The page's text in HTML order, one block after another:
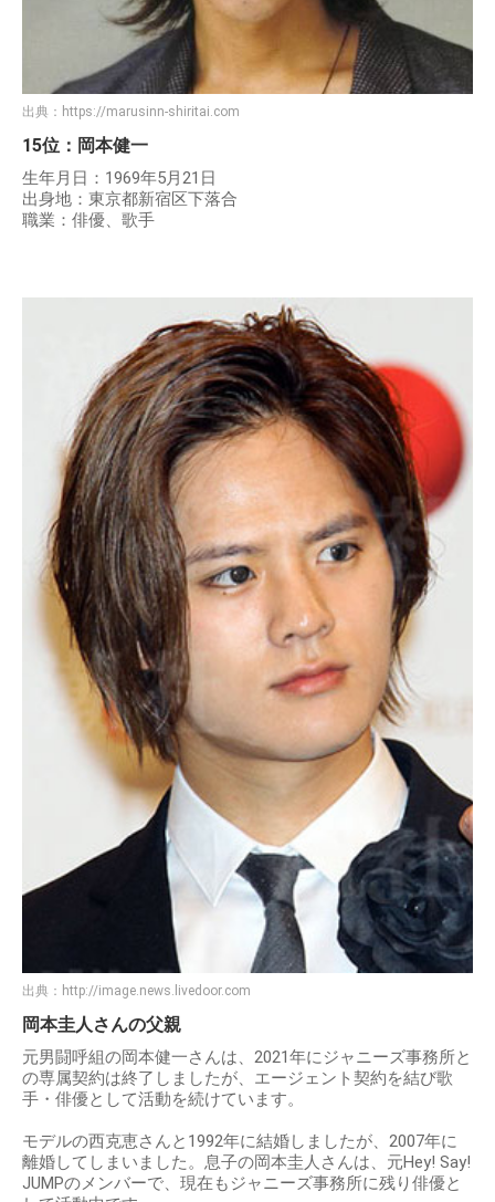
出典： https://marusinn-shiritai.com
15位：岡本健一
生年月日：1969年5月21日
出身地：東京都新宿区下落合
職業：俳優、歌手
出典： http://image.news.livedoor.com
岡本圭人さんの父親
元男闘呼組の岡本健一さんは、2021年にジャニーズ事務所と
の専属契約は終了しましたが、エージェント契約を結び歌
手・俳優として活動を続けています。
モデルの西克恵さんと1992年に結婚しましたが、2007年に
離婚してしまいました。息子の岡本圭人さんは、元Hey! Say!
JUMPのメンバーで、現在もジャニーズ事務所に残り俳優と